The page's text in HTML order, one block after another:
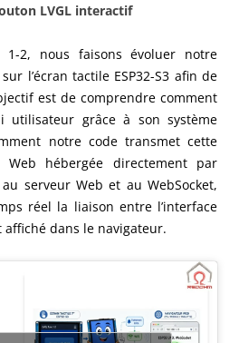
LVGL interactif
1-2, nous faisons évoluer notre
l’écran tactile ESP32-S3 afin de
est de comprendre comment
utilisateur grâce à son système
notre code transmet cette
hébergée directement par
au serveur Web et au WebSocket,
réel la liaison entre l’interface
affiché dans le navigateur.